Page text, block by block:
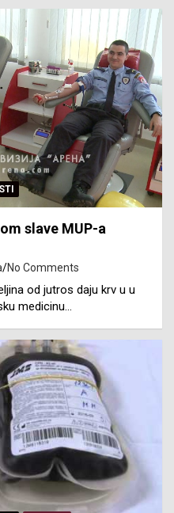
slave MUP-a
No Comments
od jutros daju krv u u
medicinu…